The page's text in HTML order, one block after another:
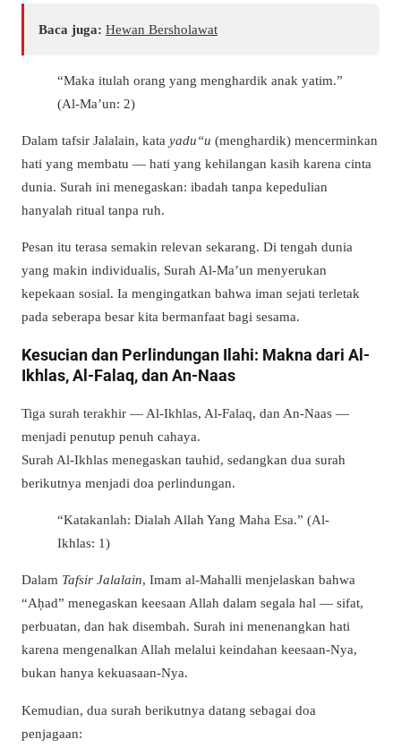
Baca juga: Hewan Bersholawat
“Maka itulah orang yang menghardik anak yatim.”
(Al-Ma’un: 2)
Dalam tafsir Jalalain, kata yadu‘‘u (menghardik) mencerminkan
hati yang membatu — hati yang kehilangan kasih karena cinta
dunia. Surah ini menegaskan: ibadah tanpa kepedulian
hanyalah ritual tanpa ruh.
Pesan itu terasa semakin relevan sekarang. Di tengah dunia
yang makin individualis, Surah Al-Ma’un menyerukan
kepekaan sosial. Ia mengingatkan bahwa iman sejati terletak
pada seberapa besar kita bermanfaat bagi sesama.
Kesucian dan Perlindungan Ilahi: Makna dari Al-
Ikhlas, Al-Falaq, dan An-Naas
Tiga surah terakhir — Al-Ikhlas, Al-Falaq, dan An-Naas —
menjadi penutup penuh cahaya.
Surah Al-Ikhlas menegaskan tauhid, sedangkan dua surah
berikutnya menjadi doa perlindungan.
“Katakanlah: Dialah Allah Yang Maha Esa.” (Al-
Ikhlas: 1)
Dalam Tafsir Jalalain, Imam al-Mahalli menjelaskan bahwa
“Aḥad” menegaskan keesaan Allah dalam segala hal — sifat,
perbuatan, dan hak disembah. Surah ini menenangkan hati
karena mengenalkan Allah melalui keindahan keesaan-Nya,
bukan hanya kekuasaan-Nya.
Kemudian, dua surah berikutnya datang sebagai doa
penjagaan: